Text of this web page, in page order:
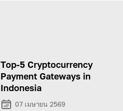
Top-5 Cryptocurrency
Payment Gateways in
Indonesia
07 เมษายน 2569